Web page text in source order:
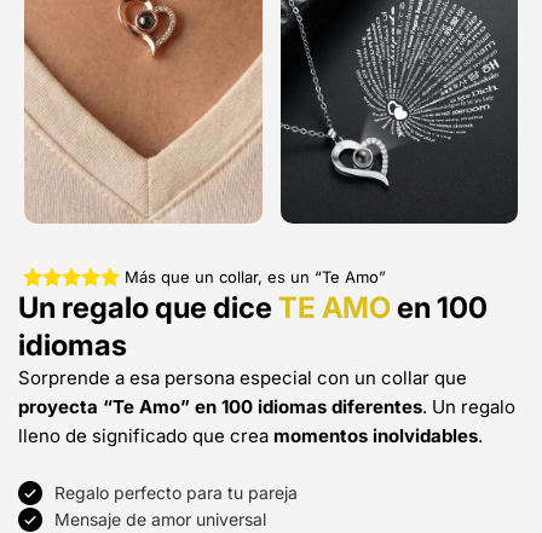
Más que un collar, es un “Te Amo”
Un regalo que dice TE AMOen 100
idiomas
Sorprende a esa persona especial con un collar que
proyecta “Te Amo” en 100 idiomas diferentes. Un regalo
lleno de significado que crea momentos inolvidables.
Regalo perfecto para tu pareja
Mensaje de amor universal